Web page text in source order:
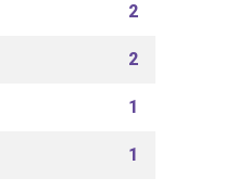
2
2
1
1